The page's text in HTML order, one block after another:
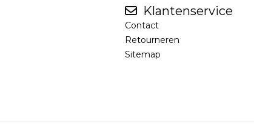
Klantenservice
Contact
Retourneren
Sitemap